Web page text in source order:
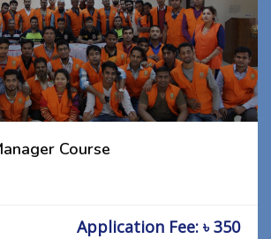
Course
Application Fee: ৳ 350